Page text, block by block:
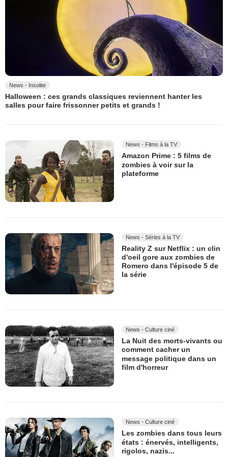
News - Insolite
Halloween : ces grands classiques reviennent hanter les
salles pour faire frissonner petits et grands !
News - Films à la TV
Amazon Prime : 5 films de
zombies à voir sur la
plateforme
News - Séries à la TV
Reality Z sur Netflix : un clin
d'oeil gore aux zombies de
Romero dans l'épisode 5 de
la série
News - Culture ciné
La Nuit des morts-vivants ou
comment cacher un
message politique dans un
film d'horreur
News - Culture ciné
Les zombies dans tous leurs
états : énervés, intelligents,
rigolos, nazis...